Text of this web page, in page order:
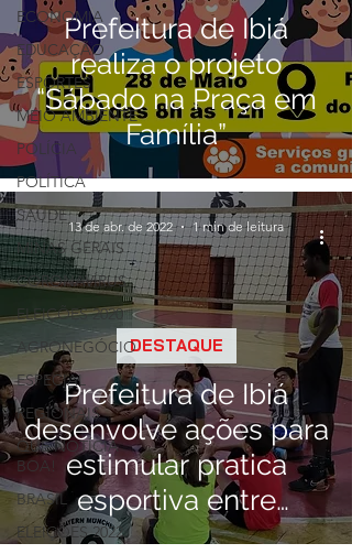
ECONOMIA
EDUCAÇÃO
ESPORTES
MEIO AMBIENTE
POLÍCIA
POLÍTICA
SAÚDE
MINAS GERAIS
CORONAVÍRUS
ELEIÇÕES 2020
AGRONEGÓCIO
ESPECIAL
REGIONAIS
QUE NOTÍCIA
BOA!
BRASIL
ELEIÇÕES 2022
Prefeitura de Ibiá
realiza o projeto
“Sábado na Praça em
Família”
Prefeitura de Ibiá
desenvolve ações para
estimular pratica
esportiva entre
crianças e jovens
DESTAQUE
13 de abr. de 2022 1 min de leitura